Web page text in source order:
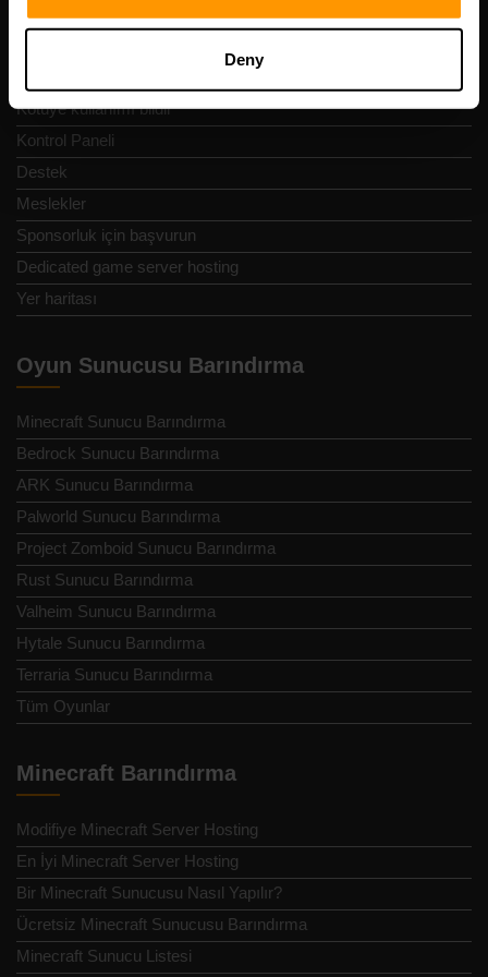
Deny
Gizlilik Politikası
Kötüye kullanımı bildir
Kontrol Paneli
Destek
Meslekler
Sponsorluk için başvurun
Dedicated game server hosting
Yer haritası
Oyun Sunucusu Barındırma
Minecraft Sunucu Barındırma
Bedrock Sunucu Barındırma
ARK Sunucu Barındırma
Palworld Sunucu Barındırma
Project Zomboid Sunucu Barındırma
Rust Sunucu Barındırma
Valheim Sunucu Barındırma
Hytale Sunucu Barındırma
Terraria Sunucu Barındırma
Tüm Oyunlar
Minecraft Barındırma
Modifiye Minecraft Server Hosting
En İyi Minecraft Server Hosting
Bir Minecraft Sunucusu Nasıl Yapılır?
Ücretsiz Minecraft Sunucusu Barındırma
Minecraft Sunucu Listesi